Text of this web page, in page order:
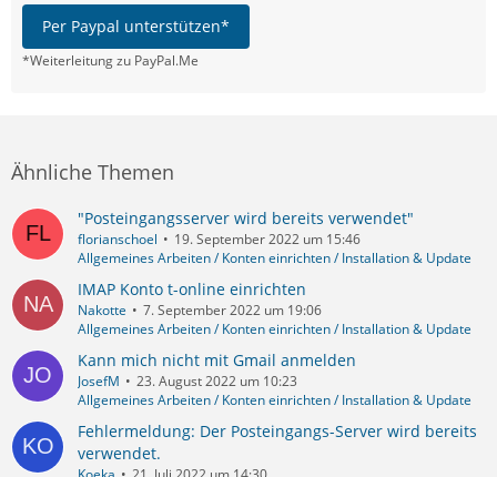
Per Paypal unterstützen*
*Weiterleitung zu PayPal.Me
Ähnliche Themen
"Posteingangsserver wird bereits verwendet"
florianschoel
19. September 2022 um 15:46
Allgemeines Arbeiten / Konten einrichten / Installation & Update
IMAP Konto t-online einrichten
Nakotte
7. September 2022 um 19:06
Allgemeines Arbeiten / Konten einrichten / Installation & Update
Kann mich nicht mit Gmail anmelden
JosefM
23. August 2022 um 10:23
Allgemeines Arbeiten / Konten einrichten / Installation & Update
Fehlermeldung: Der Posteingangs-Server wird bereits
verwendet.